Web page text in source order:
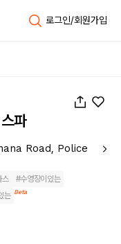
로그인/회원가입
파
Road, Police
스 #수영장이있는
는 Beta